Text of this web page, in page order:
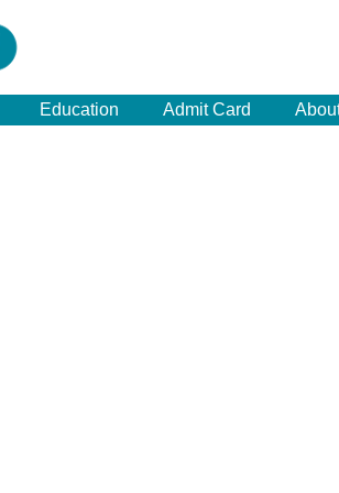
Education Admit Card